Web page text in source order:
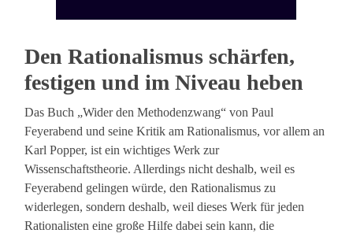
Den Rationalismus schärfen,
festigen und im Niveau heben
Das Buch „Wider den Methodenzwang“ von Paul
Feyerabend und seine Kritik am Rationalismus, vor allem an
Karl Popper, ist ein wichtiges Werk zur
Wissenschaftstheorie. Allerdings nicht deshalb, weil es
Feyerabend gelingen würde, den Rationalismus zu
widerlegen, sondern deshalb, weil dieses Werk für jeden
Rationalisten eine große Hilfe dabei sein kann, die